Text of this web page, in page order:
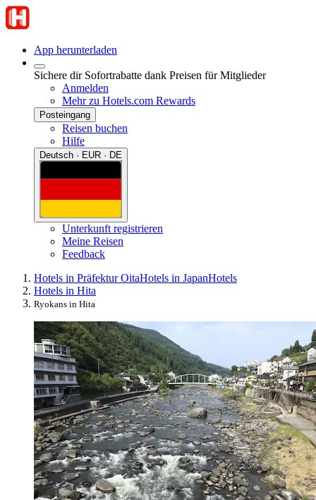
App herunterladen
Sichere dir Sofortrabatte dank Preisen für Mitglieder
Anmelden
Mehr zu Hotels.com Rewards
Posteingang
Reisen buchen
Hilfe
Deutsch · EUR · DE
Unterkunft registrieren
Meine Reisen
Feedback
Hotels in Präfektur OitaHotels in JapanHotels
Hotels in Hita
Ryokans in Hita